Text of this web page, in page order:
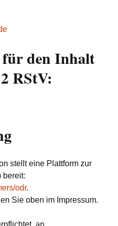
den Inhalt
RStV:
stellt eine Plattform zur
bereit:
odr.
Sie oben im Impressum.
an